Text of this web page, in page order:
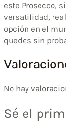
este Prosecco,
versatilidad,
opción en el
quedes sin
No hay
Sé el